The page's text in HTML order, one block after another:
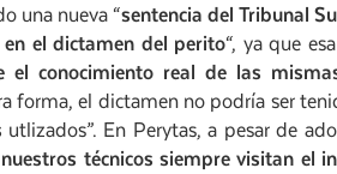
una nueva “sentencia del Tribunal
el dictamen del perito“, ya que
el conocimiento real de las
forma, el dictamen no podría ser
utlizados”. En Perytas, a pesar de
nuestros técnicos siempre visitan el